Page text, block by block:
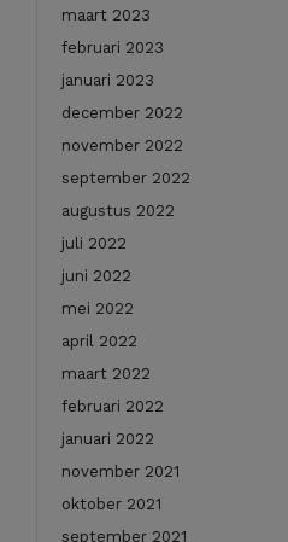
maart 2023
februari 2023
januari 2023
december 2022
november 2022
september 2022
augustus 2022
juli 2022
juni 2022
mei 2022
april 2022
maart 2022
februari 2022
januari 2022
november 2021
oktober 2021
september 2021